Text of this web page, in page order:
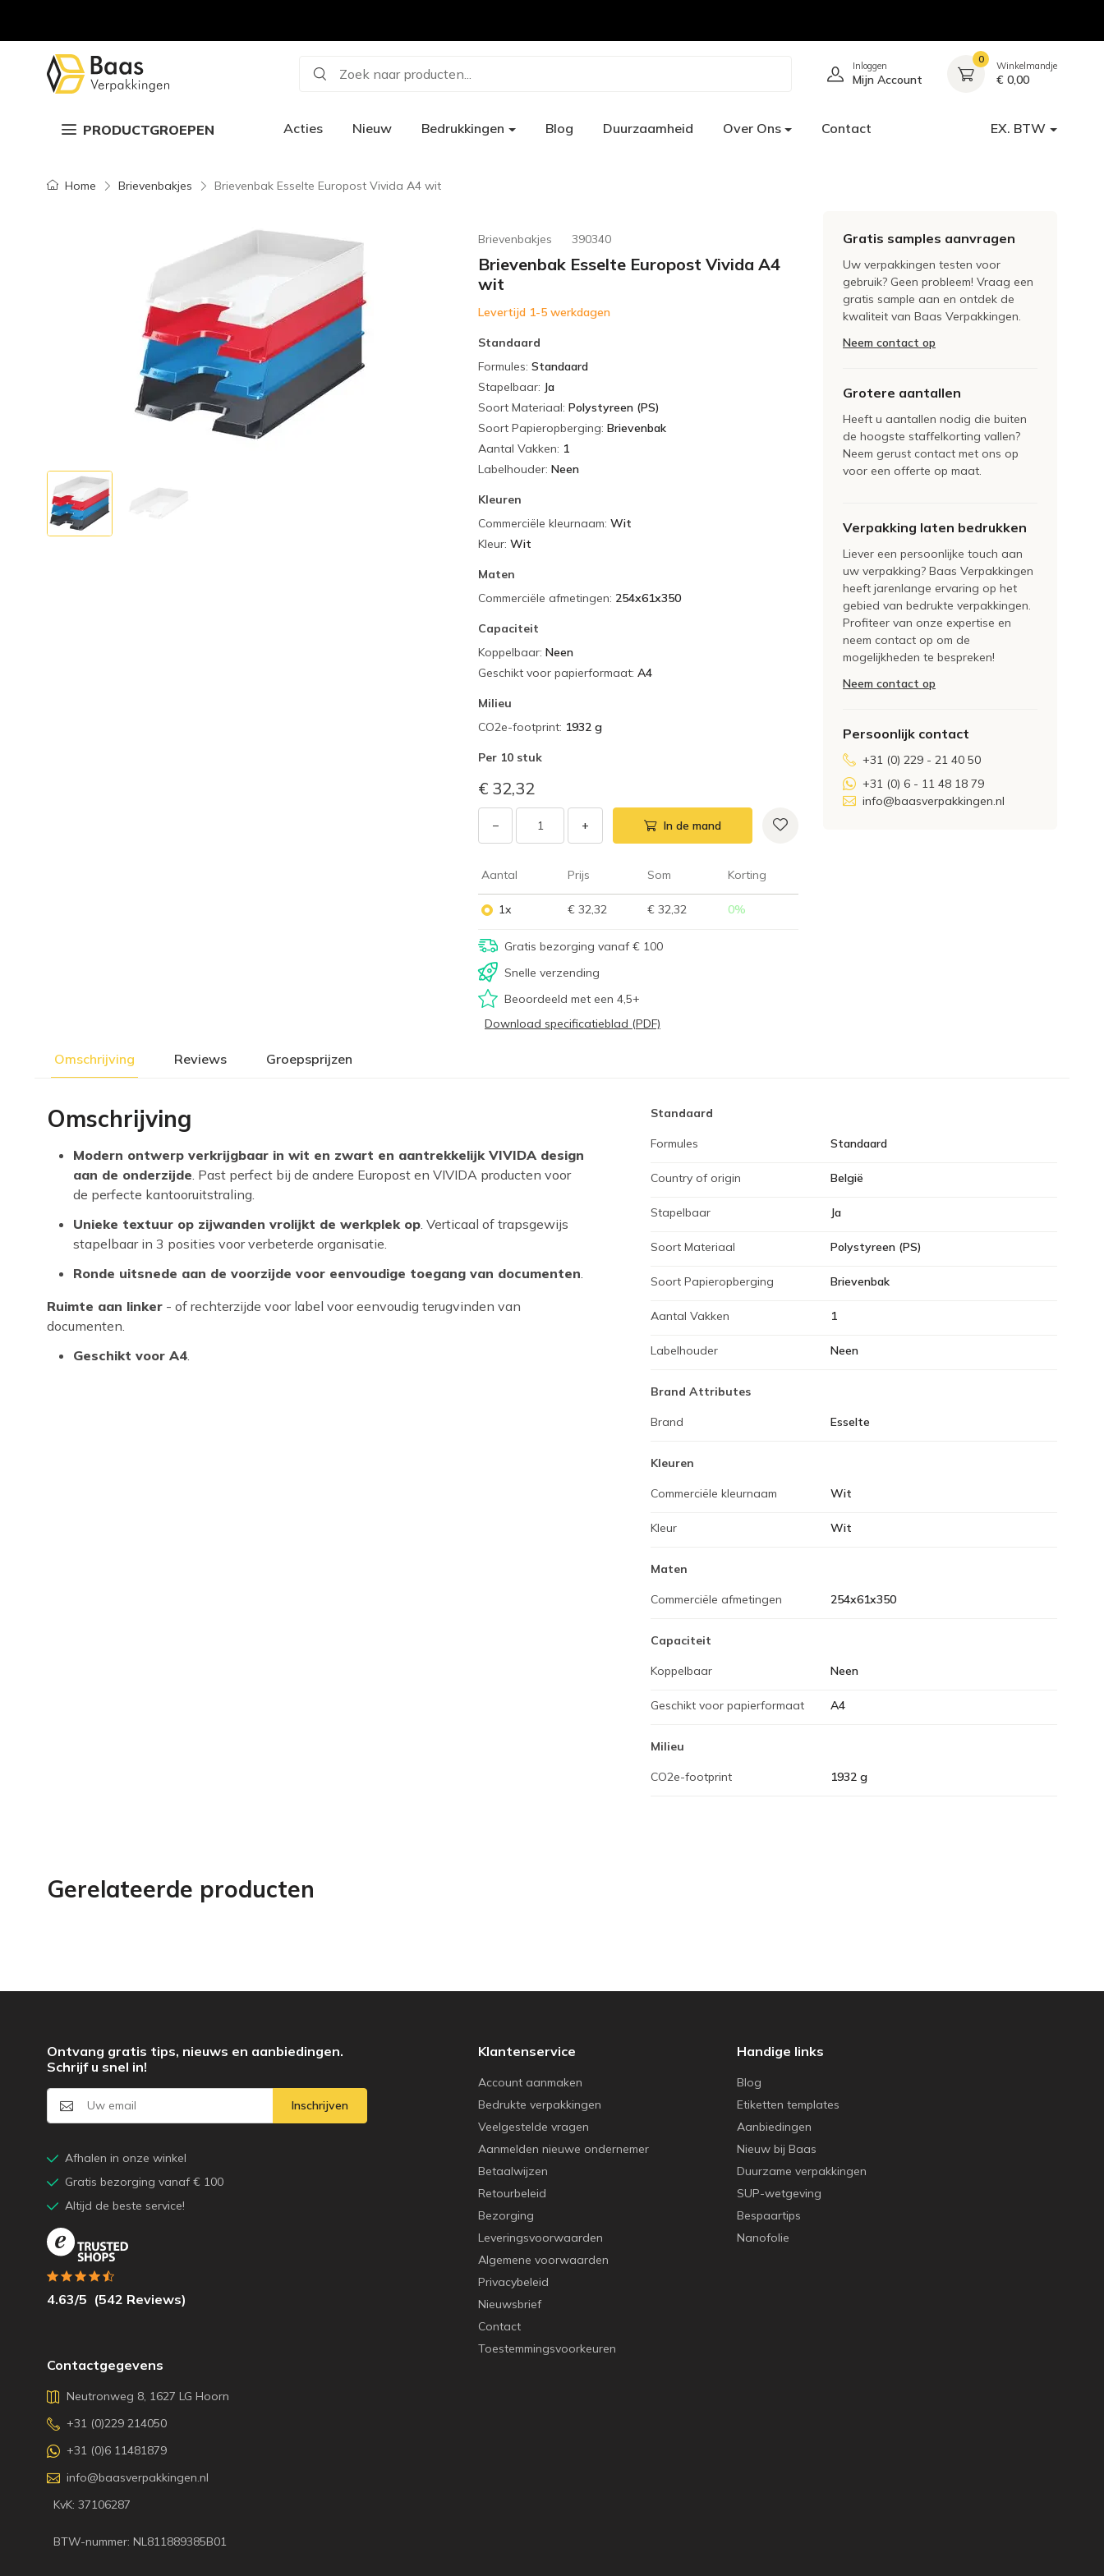
Zoek naar producten... Inloggen
Mijn Account
0
Winkelmandje
€ 0,00
PRODUCTGROEPEN Acties Nieuw Bedrukkingen Blog Duurzaamheid Over Ons Contact EX. BTW
Home Brievenbakjes Brievenbak Esselte Europost Vivida A4 wit
Brievenbakjes 390340
Brievenbak Esselte Europost Vivida A4
wit
Levertijd 1-5 werkdagen
Standaard
Formules: Standaard
Stapelbaar: Ja
Soort Materiaal: Polystyreen (PS)
Soort Papieropberging: Brievenbak
Aantal Vakken: 1
Labelhouder: Neen
Kleuren
Commerciële kleurnaam: Wit
Kleur: Wit
Maten
Commerciële afmetingen: 254x61x350
Capaciteit
Koppelbaar: Neen
Geschikt voor papierformaat: A4
Milieu
CO2e-footprint: 1932 g
Per 10 stuk
€ 32,32
− + In de mand
Aantal Prijs Som Korting
1x € 32,32 € 32,32 0%
Gratis bezorging vanaf € 100
Snelle verzending
Beoordeeld met een 4,5+
Download specificatieblad (PDF)
Gratis samples aanvragen
Uw verpakkingen testen voor
gebruik? Geen probleem! Vraag een
gratis sample aan en ontdek de
kwaliteit van Baas Verpakkingen.
Neem contact op
Grotere aantallen
Heeft u aantallen nodig die buiten
de hoogste staffelkorting vallen?
Neem gerust contact met ons op
voor een offerte op maat.
Verpakking laten bedrukken
Liever een persoonlijke touch aan
uw verpakking? Baas Verpakkingen
heeft jarenlange ervaring op het
gebied van bedrukte verpakkingen.
Profiteer van onze expertise en
neem contact op om de
mogelijkheden te bespreken!
Neem contact op
Persoonlijk contact
+31 (0) 229 - 21 40 50
+31 (0) 6 - 11 48 18 79
info@baasverpakkingen.nl
Omschrijving Reviews Groepsprijzen
Omschrijving
Modern ontwerp verkrijgbaar in wit en zwart en aantrekkelijk VIVIDA design
aan de onderzijde. Past perfect bij de andere Europost en VIVIDA producten voor
de perfecte kantooruitstraling.
Unieke textuur op zijwanden vrolijkt de werkplek op. Verticaal of trapsgewijs
stapelbaar in 3 posities voor verbeterde organisatie.
Ronde uitsnede aan de voorzijde voor eenvoudige toegang van documenten.
Ruimte aan linker - of rechterzijde voor label voor eenvoudig terugvinden van
documenten.
Geschikt voor A4.
Standaard
Formules Standaard
Country of origin België
Stapelbaar Ja
Soort Materiaal Polystyreen (PS)
Soort Papieropberging Brievenbak
Aantal Vakken 1
Labelhouder Neen
Brand Attributes
Brand Esselte
Kleuren
Commerciële kleurnaam Wit
Kleur Wit
Maten
Commerciële afmetingen 254x61x350
Capaciteit
Koppelbaar Neen
Geschikt voor papierformaat A4
Milieu
CO2e-footprint 1932 g
Gerelateerde producten
Klantenservice
Account aanmaken
Bedrukte verpakkingen
Veelgestelde vragen
Aanmelden nieuwe ondernemer
Betaalwijzen
Retourbeleid
Bezorging
Leveringsvoorwaarden
Algemene voorwaarden
Privacybeleid
Nieuwsbrief
Contact
Toestemmingsvoorkeuren
Handige links
Blog
Etiketten templates
Aanbiedingen
Nieuw bij Baas
Duurzame verpakkingen
SUP-wetgeving
Bespaartips
Nanofolie
Contactgegevens
Neutronweg 8, 1627 LG Hoorn
+31 (0)229 214050
+31 (0)6 11481879
info@baasverpakkingen.nl
KvK: 37106287
BTW-nummer: NL811889385B01
Ontvang gratis tips, nieuws en aanbiedingen.
Schrijf u snel in!
Inschrijven
Afhalen in onze winkel
Gratis bezorging vanaf € 100
Altijd de beste service!
4.63/5 (542 Reviews)